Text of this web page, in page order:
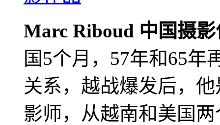
Marc Riboud 中国摄
国5个月，57年和65年
关系，越战爆发后，
影师，从越南和美国